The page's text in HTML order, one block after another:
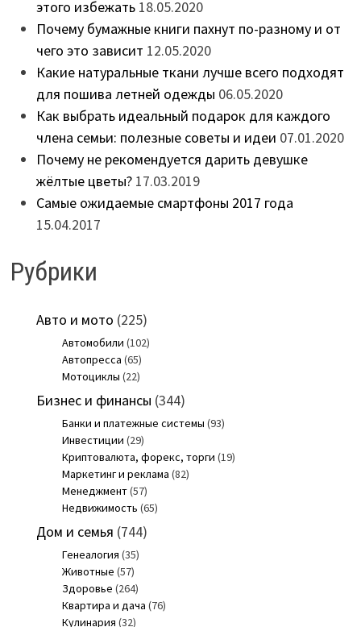
этого избежать 18.05.2020
Почему бумажные книги пахнут по-разному и от
чего это зависит 12.05.2020
Какие натуральные ткани лучше всего подходят
для пошива летней одежды 06.05.2020
Как выбрать идеальный подарок для каждого
члена семьи: полезные советы и идеи 07.01.2020
Почему не рекомендуется дарить девушке
жёлтые цветы? 17.03.2019
Самые ожидаемые смартфоны 2017 года
15.04.2017
Рубрики
Авто и мото (225)
Автомобили (102)
Автопресса (65)
Мотоциклы (22)
Бизнес и финансы (344)
Банки и платежные системы (93)
Инвестиции (29)
Криптовалюта, форекс, торги (19)
Маркетинг и реклама (82)
Менеджмент(57)
Недвижимость (65)
Дом и семья (744)
Генеалогия (35)
Животные (57)
Здоровье (264)
Квартира и дача (76)
Кулинария (32)